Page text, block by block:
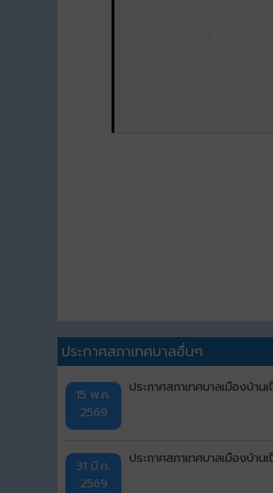
ประกาศสภาเทศบาลอื่นๆ
15 พ.ค.
2569
ประกาศสภาเทศบาลเมืองบ้
31 มี.ค.
2569
ประกาศสภาเทศบาลเมืองบ้า